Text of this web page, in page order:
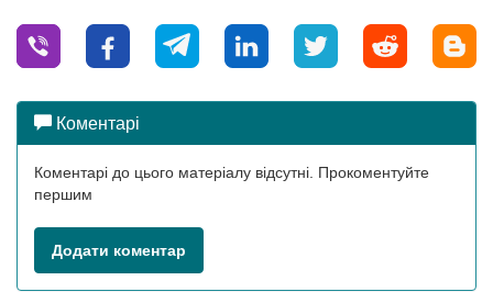
Коментарі
Коментарі до цього матеріалу відсутні. Прокоментуйте
першим
Додати коментар